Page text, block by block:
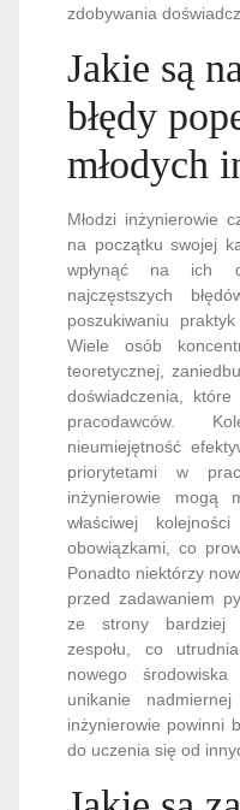
zdobywania
Jakie są
błędy
młodych
Młodzi inżynierowie
na początku swojej
wpłynąć na ich
najczęstszych
poszukiwaniu
Wiele osób
teoretycznej,
doświadczenia,
pracodawców.
nieumiejętność
priorytetami w
inżynierowie mogą
właściwej
obowiązkami, co
Ponadto niektórzy
przed zadawaniem
ze strony bardziej
zespołu, co
nowego
unikanie
inżynierowie powinni
do uczenia się od